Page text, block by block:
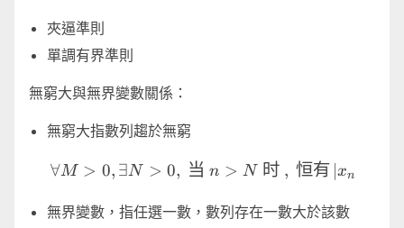
夾逼準則
單調有界準則
無窮大與無界變數關係：
無窮大指數列趨於無窮
\forall M \gt 0 ,\exist N
∀M > 0, ∃N > 0, 当 n > N 时 , 恒有 ∣xn
無界變數，指任選一數，數列存在一數大於該數